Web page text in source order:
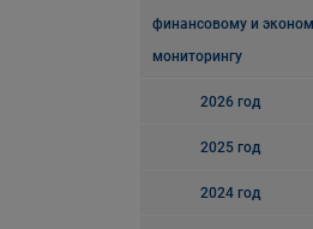
финансовому и
мониторингу
2026 год
2025 год
2024 год